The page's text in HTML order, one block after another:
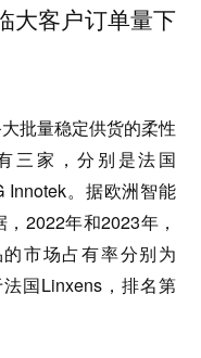
大客户订单量下
批量稳定供货的柔性
三家，分别是法国
Innotek。据欧洲智能
2022年和2023年，
市场占有率分别为
国Linxens，排名第